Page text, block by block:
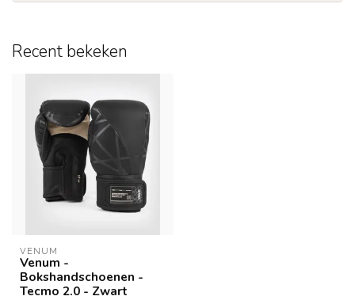
Recent bekeken
VENUM
Venum -
Bokshandschoenen -
Tecmo 2.0 - Zwart